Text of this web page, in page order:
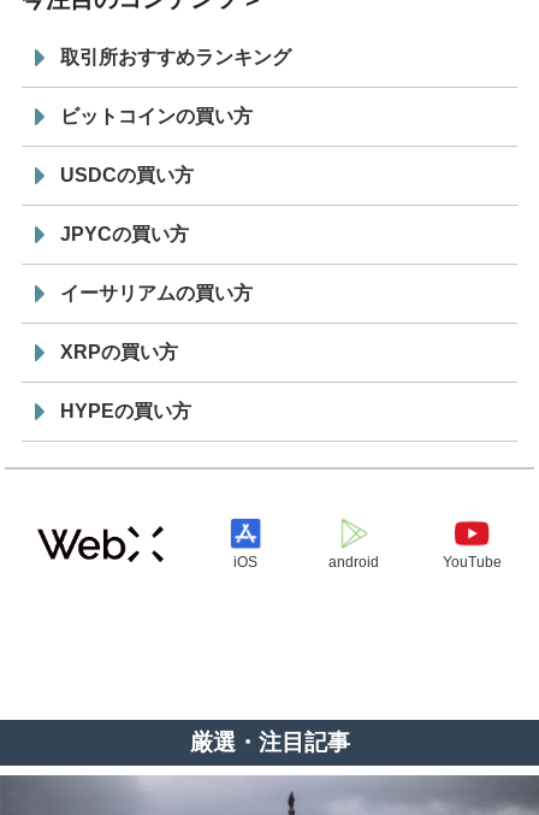
取引所おすすめランキング
ビットコインの買い方
USDCの買い方
JPYCの買い方
イーサリアムの買い方
XRPの買い方
HYPEの買い方
iOS android YouTube
厳選・注目記事